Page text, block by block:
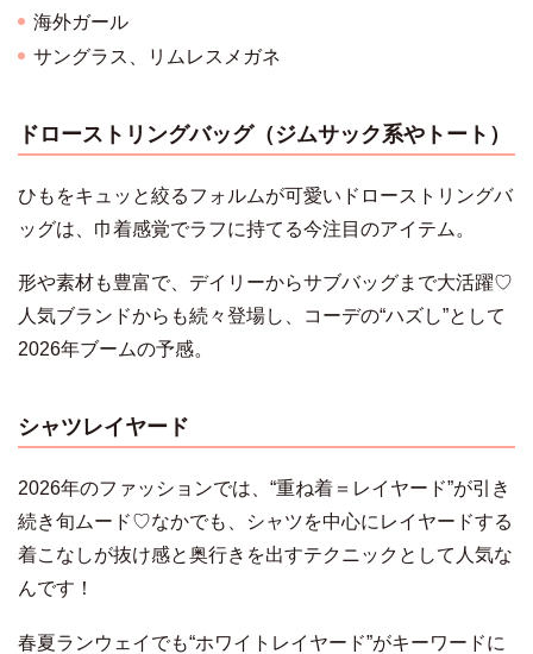
海外ガール
サングラス、リムレスメガネ
ドローストリングバッグ（ジムサック系やトート）
ひもをキュッと絞るフォルムが可愛いドローストリングバ
ッグは、巾着感覚でラフに持てる今注目のアイテム。
形や素材も豊富で、デイリーからサブバッグまで大活躍♡
人気ブランドからも続々登場し、コーデの“ハズし”として
2026年ブームの予感。
シャツレイヤード
2026年のファッションでは、“重ね着＝レイヤード”が引き
続き旬ムード♡なかでも、シャツを中心にレイヤードする
着こなしが抜け感と奥行きを出すテクニックとして人気な
んです！
春夏ランウェイでも“ホワイトレイヤード”がキーワードに